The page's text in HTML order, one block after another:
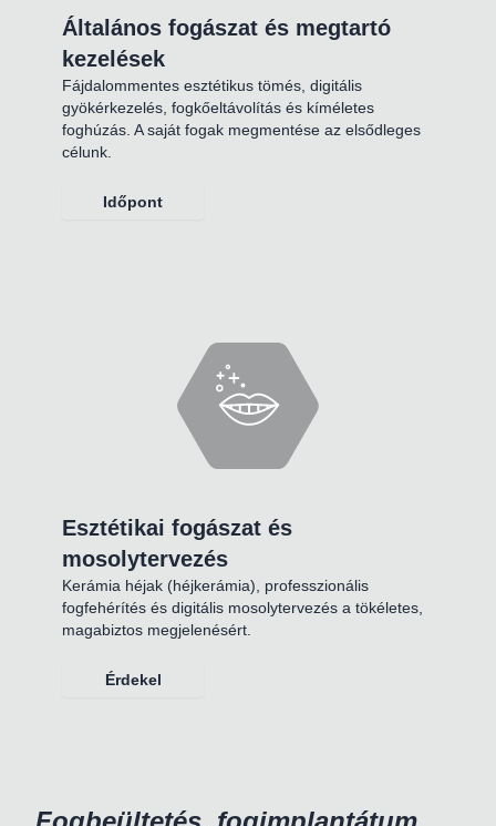
Általános fogászat és megtartó
kezelések
Fájdalommentes esztétikus tömés, digitális
gyökérkezelés, fogkőeltávolítás és kíméletes
foghúzás. A saját fogak megmentése az elsődleges
célunk.
Időpont
Esztétikai fogászat és
mosolytervezés
Kerámia héjak (héjkerámia), professzionális
fogfehérítés és digitális mosolytervezés a tökéletes,
magabiztos megjelenésért.
Érdekel